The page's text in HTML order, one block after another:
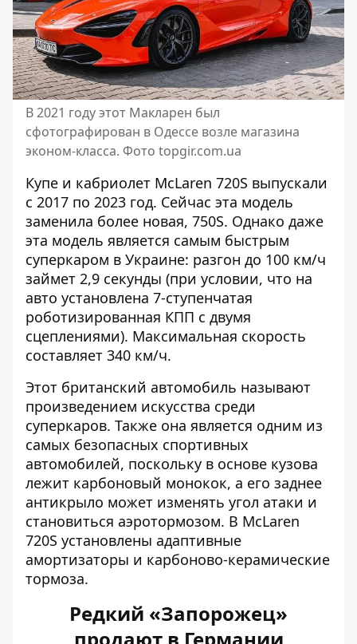
В 2021 году этот Макларен был
сфотографирован в Одессе возле магазина
эконом-класса. Фото topgir.com.ua
Купе и кабриолет McLaren 720S выпускали
с 2017 по 2023 год. Сейчас эта модель
заменила более новая, 750S. Однако даже
эта модель является самым быстрым
суперкаром в Украине: разгон до 100 км/ч
займет 2,9 секунды (при условии, что на
авто установлена ​​7-ступенчатая
роботизированная КПП с двумя
сцеплениями). Максимальная скорость
составляет 340 км/ч.
Этот британский автомобиль называют
произведением искусства среди
суперкаров. Также она является одним из
самых безопасных спортивных
автомобилей, поскольку в основе кузова
лежит карбоновый монокок, а его заднее
антикрыло может изменять угол атаки и
становиться аэротормозом. В McLaren
720S установлены адаптивные
амортизаторы и карбоново-керамические
тормоза.
Редкий «Запорожец»